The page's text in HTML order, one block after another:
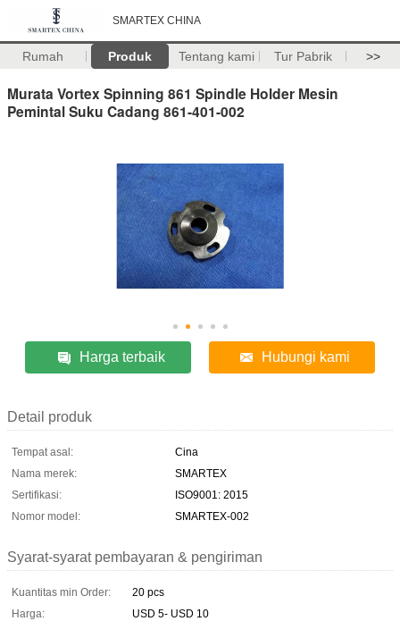
SMARTEX CHINA
Rumah Produk Tentang kami Tur Pabrik >>
Murata Vortex Spinning 861 Spindle Holder Mesin
Pemintal Suku Cadang 861-401-002
Harga terbaik Hubungi kami
Detail produk
Tempat asal:
Cina
Nama merek:
SMARTEX
Sertifikasi:
ISO9001: 2015
Nomor model:
SMARTEX-002
Syarat-syarat pembayaran & pengiriman
Kuantitas min Order:
20 pcs
Harga:
USD 5- USD 10